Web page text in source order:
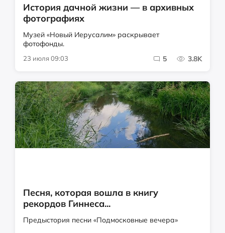
История дачной жизни — в архивных
фотографиях
Музей «Новый Иерусалим» раскрывает
фотофонды.
23 июля 09:03 5 3.8K
Песня, которая вошла в книгу
рекордов Гиннеса...
Предыстория песни «Подмосковные вечера»